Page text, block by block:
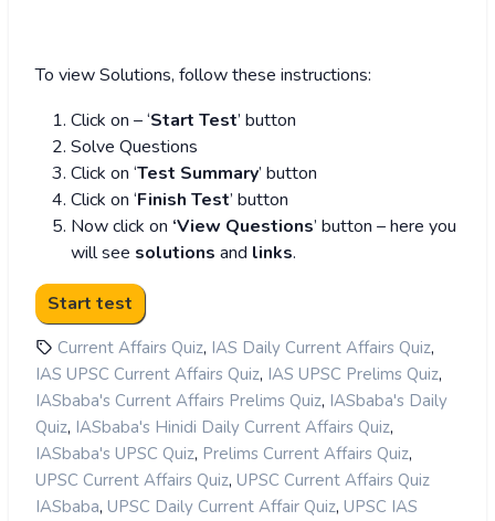
To view Solutions, follow these instructions:
Click on – ‘Start Test’ button
Solve Questions
Click on ‘Test Summary’ button
Click on ‘Finish Test’ button
Now click on ‘View Questions’ button – here you
will see solutions and links.
Current Affairs Quiz, IAS Daily Current Affairs Quiz,
IAS UPSC Current Affairs Quiz, IAS UPSC Prelims Quiz,
IASbaba's Current Affairs Prelims Quiz, IASbaba's Daily
Quiz, IASbaba's Hinidi Daily Current Affairs Quiz,
IASbaba's UPSC Quiz, Prelims Current Affairs Quiz,
UPSC Current Affairs Quiz, UPSC Current Affairs Quiz
IASbaba, UPSC Daily Current Affair Quiz, UPSC IAS